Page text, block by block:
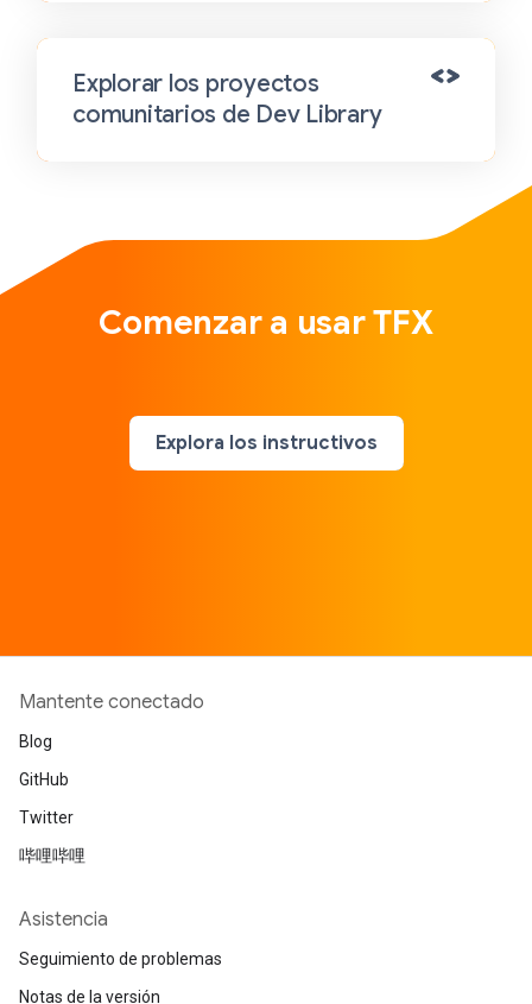
Explorar los proyectos
comunitarios de Dev Library
Comenzar a usar TFX
Explora los instructivos
Mantente conectado
Blog
GitHub
Twitter
哔哩哔哩
Asistencia
Seguimiento de problemas
Notas de la versión